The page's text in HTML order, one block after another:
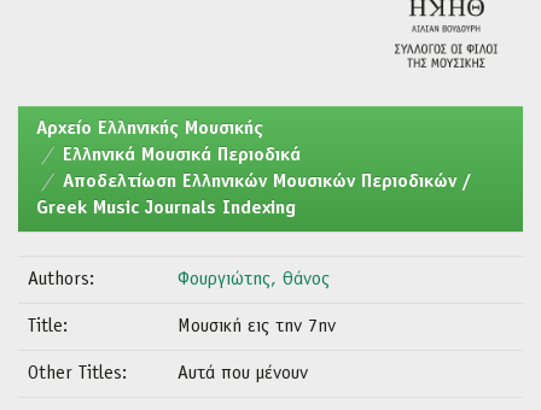
Aρχείο Ελληνικής Μουσικής
Ελληνικά Μουσικά Περιοδικά
Αποδελτίωση Ελληνικών Μουσικών Περιοδικών /
Greek Music Journals Indexing
Authors: Φουργιώτης, Θάνος
Title: Μουσική εις την 7ην
Other Titles: Αυτά που μένουν